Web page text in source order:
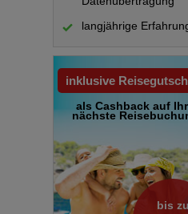
langjährige
inklusive
als Cashback auf
nächste
bis zu